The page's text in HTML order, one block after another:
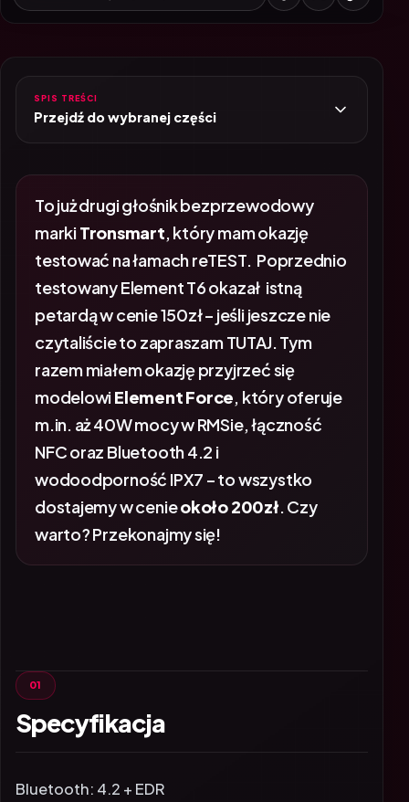
SPIS TREŚCI
Przejdź do wybranej części
To już drugi głośnik bezprzewodowy
markiTronsmart , który mam okazję
testować na łamach reTEST. Poprzednio
testowany Element T6 okazał istną
petardą w cenie 150zł – jeśli jeszcze nie
czytaliście to zapraszamTUTAJ. Tym
razem miałem okazję przyjrzeć się
modelowiElement Force , który oferuje
m.in. aż 40W mocy w RMSie, łączność
NFC oraz Bluetooth 4.2 i
wodoodporność IPX7 – to wszystko
dostajemy w cenieokoło 200zł . Czy
warto? Przekonajmy się!
Specyfikacja
Bluetooth: 4.2 + EDR